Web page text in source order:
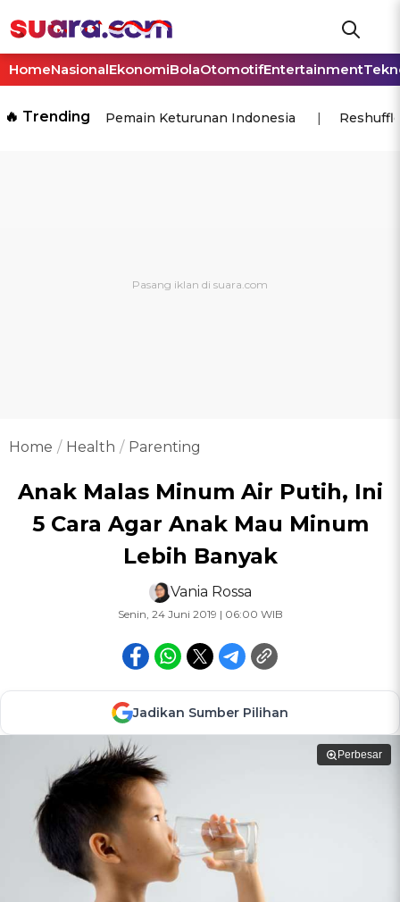
HomeNasionalEkonomiBolaOtomotifEntertainment
🔥 Trending Pemain Keturunan Indonesia
Home Health Parenting
Anak Malas Minum Air Putih, Ini
5 Cara Agar Anak Mau Minum
Lebih Banyak
Vania Rossa
Senin, 24 Juni 2019 | 06:00 WIB
Jadikan Sumber Pilihan
Perbesar